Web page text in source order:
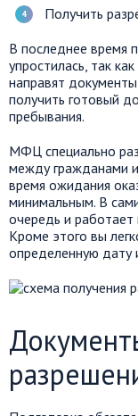
Получить
В последнее время
упростилась, так
направят
получить готовый
пребывания.
МФЦ специально
между гражданами
время ожидания
минимальным. В
очередь и работает
Кроме этого вы
определенную дату